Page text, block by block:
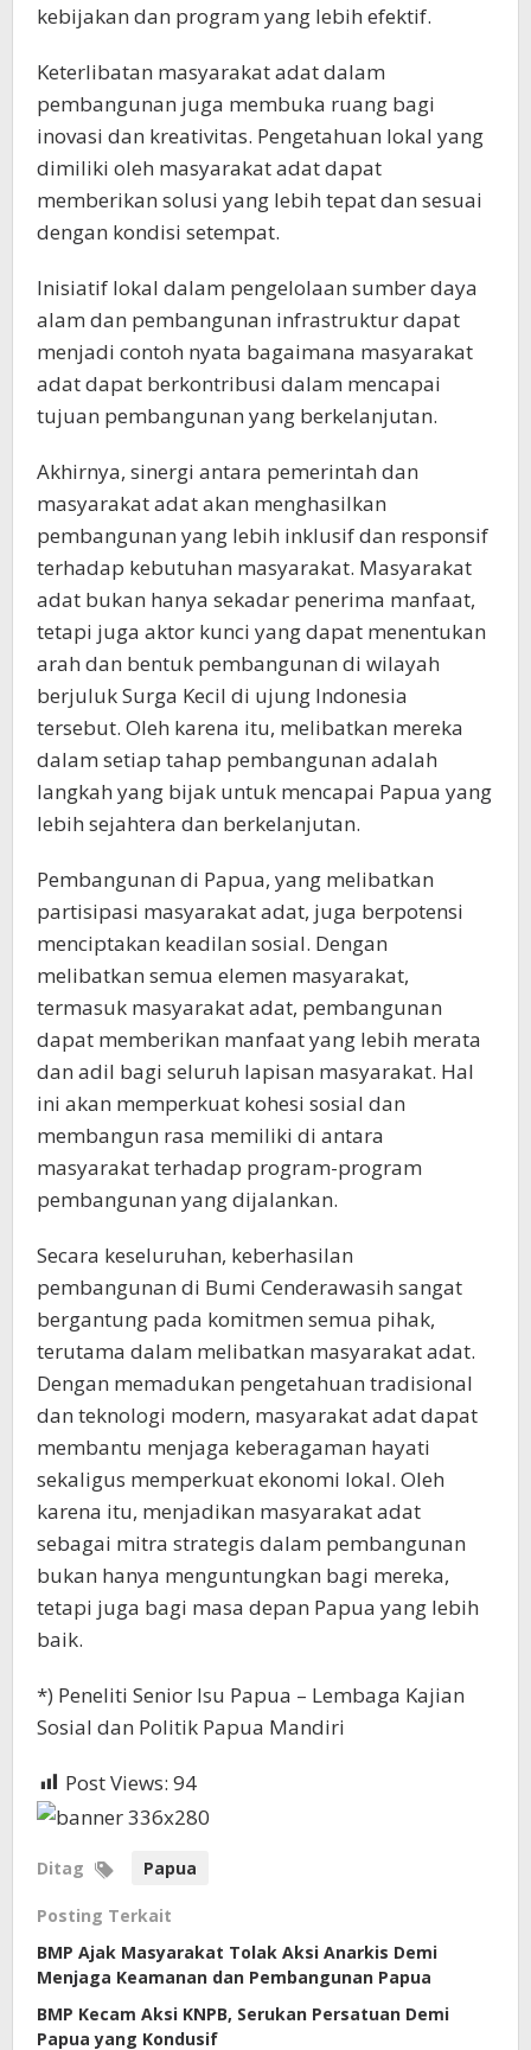
kebijakan dan program yang lebih efektif.
Keterlibatan masyarakat adat dalam
pembangunan juga membuka ruang bagi
inovasi dan kreativitas. Pengetahuan lokal yang
dimiliki oleh masyarakat adat dapat
memberikan solusi yang lebih tepat dan sesuai
dengan kondisi setempat.
Inisiatif lokal dalam pengelolaan sumber daya
alam dan pembangunan infrastruktur dapat
menjadi contoh nyata bagaimana masyarakat
adat dapat berkontribusi dalam mencapai
tujuan pembangunan yang berkelanjutan.
Akhirnya, sinergi antara pemerintah dan
masyarakat adat akan menghasilkan
pembangunan yang lebih inklusif dan responsif
terhadap kebutuhan masyarakat. Masyarakat
adat bukan hanya sekadar penerima manfaat,
tetapi juga aktor kunci yang dapat menentukan
arah dan bentuk pembangunan di wilayah
berjuluk Surga Kecil di ujung Indonesia
tersebut. Oleh karena itu, melibatkan mereka
dalam setiap tahap pembangunan adalah
langkah yang bijak untuk mencapai Papua yang
lebih sejahtera dan berkelanjutan.
Pembangunan di Papua, yang melibatkan
partisipasi masyarakat adat, juga berpotensi
menciptakan keadilan sosial. Dengan
melibatkan semua elemen masyarakat,
termasuk masyarakat adat, pembangunan
dapat memberikan manfaat yang lebih merata
dan adil bagi seluruh lapisan masyarakat. Hal
ini akan memperkuat kohesi sosial dan
membangun rasa memiliki di antara
masyarakat terhadap program-program
pembangunan yang dijalankan.
Secara keseluruhan, keberhasilan
pembangunan di Bumi Cenderawasih sangat
bergantung pada komitmen semua pihak,
terutama dalam melibatkan masyarakat adat.
Dengan memadukan pengetahuan tradisional
dan teknologi modern, masyarakat adat dapat
membantu menjaga keberagaman hayati
sekaligus memperkuat ekonomi lokal. Oleh
karena itu, menjadikan masyarakat adat
sebagai mitra strategis dalam pembangunan
bukan hanya menguntungkan bagi mereka,
tetapi juga bagi masa depan Papua yang lebih
baik.
*) Peneliti Senior Isu Papua – Lembaga Kajian
Sosial dan Politik Papua Mandiri
Post Views: 94
Ditag Papua
Posting Terkait
BMP Ajak Masyarakat Tolak Aksi Anarkis Demi
Menjaga Keamanan dan Pembangunan Papua
BMP Kecam Aksi KNPB, Serukan Persatuan Demi
Papua yang Kondusif